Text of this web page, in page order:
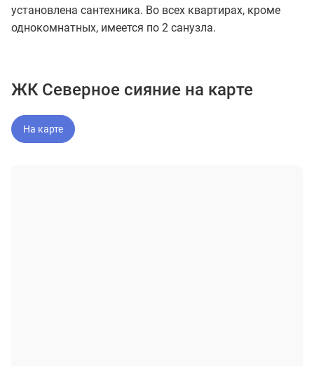
установлена сантехника. Во всех квартирах, кроме
однокомнатных, имеется по 2 санузла.
ЖК Северное сияние на карте
На карте